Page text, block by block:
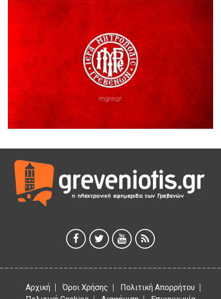
Ευχαριστήριο Εκπολιτιστικού Συλλόγου Ταξιάρχη προς κ.
Παρασχάκη Αθανάσιο
Διακοπή υδροδότησης του Α΄ κλάδου ύδρευσης
5 Αυγούστου 2026
Η Marseaux στα Γρεβενά για μια μοναδική συναυλία
Θερινό Σινεμά στο πλαίσιο του «Πολιτιστικού
Καλοκαιριού 2026» με την βραβευμένη ταινία «Μικρές
Ανάσες».
Γρεβενά: Συνελήφθη 18χρονος αλλοδαπός, για κλοπή
εξοπλισμού γυμναστηρίου
5 Αυγούστου 2026
ΑΗ ΛΑΟΣ | 5 Αυγούστου | Υπαίθριο Θέατρο “Καστράκι”,
Γρεβενά
5 Αυγούστου 2026
5 Αυγούστου 2026
Αρχική Όροι Χρήσης
Πολιτική Απορρήτου